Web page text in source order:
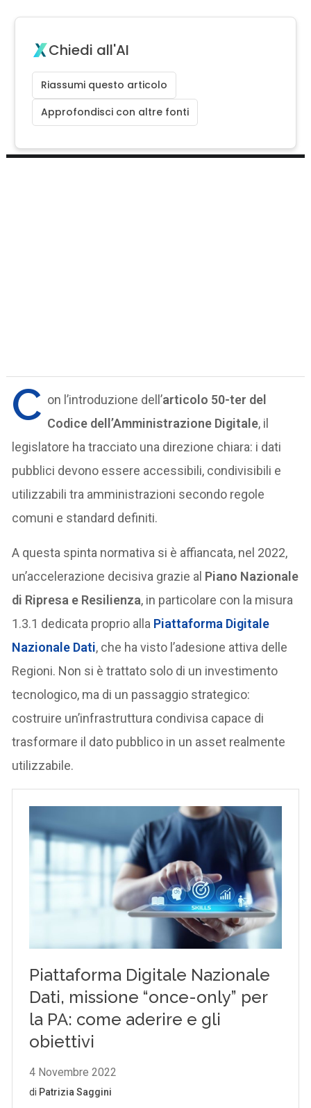
Chiedi all'AI
Riassumi questo articolo
Approfondisci con altre fonti
C on l’introduzione dell’articolo 50-ter del
Codice dell’Amministrazione Digitale, il
legislatore ha tracciato una direzione chiara: i dati
pubblici devono essere accessibili, condivisibili e
utilizzabili tra amministrazioni secondo regole
comuni e standard definiti.
A questa spinta normativa si è affiancata, nel 2022,
un’accelerazione decisiva grazie al Piano Nazionale
di Ripresa e Resilienza, in particolare con la misura
1.3.1 dedicata proprio alla Piattaforma Digitale
Nazionale Dati, che ha visto l’adesione attiva delle
Regioni. Non si è trattato solo di un investimento
tecnologico, ma di un passaggio strategico:
costruire un’infrastruttura condivisa capace di
trasformare il dato pubblico in un asset realmente
utilizzabile.